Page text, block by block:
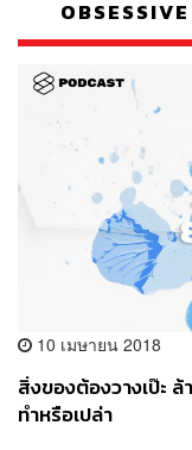
10 เมษายน 2018
สิ่งของต้องวางเป๊ะ ล้
ทำหรือเปล่า